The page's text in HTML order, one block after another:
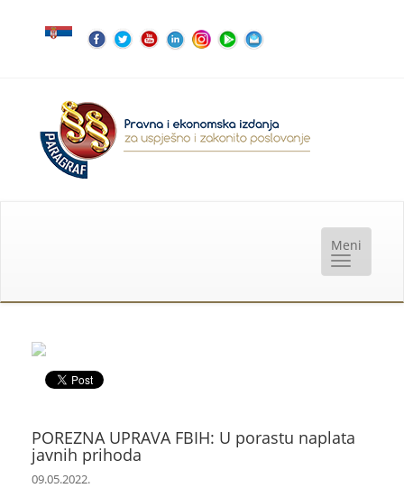
POREZNA UPRAVA FBIH: U porastu naplata
javnih prihoda
09.05.2022.